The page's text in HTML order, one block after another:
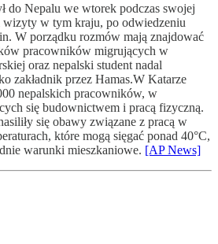
do Nepalu we wtorek podczas swojej
w tym kraju, po odwiedzeniu
W porządku rozmów mają znajdować
pracowników migrujących w
oraz nepalski student nadal
zakładnik przez Hamas.W Katarze
nepalskich pracowników, w
się budownictwem i pracą fizyczną.
się obawy związane z pracą w
które mogą sięgać ponad 40°C,
warunki mieszkaniowe. [AP News]